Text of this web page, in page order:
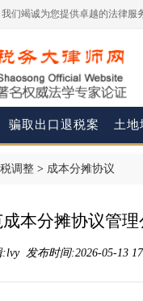
们竭诚为您提供卓越的法律服
骗取出口退税案 土地
调整 > 成本分摊协议
本分摊协议管
发布时间:2026-05-13